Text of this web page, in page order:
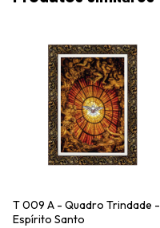
T 009 A - Quadro Trindade -
Espírito Santo